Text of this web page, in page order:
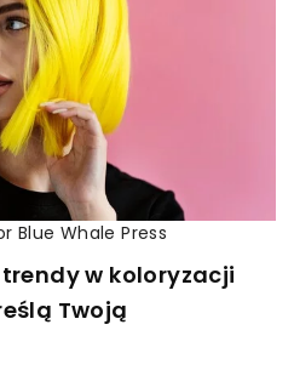
Blue Whale Press
w koloryzacji
Twoją